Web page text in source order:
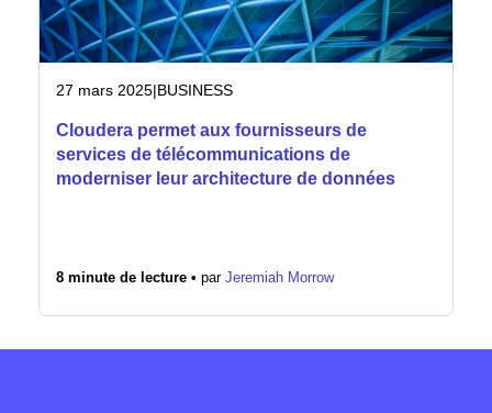
27 mars 2025|BUSINESS
Cloudera permet aux fournisseurs de
services de télécommunications de
moderniser leur architecture de données
8 minute de lecture • par Jeremiah Morrow